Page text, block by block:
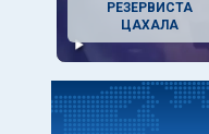
РЕЗЕРВИСТА
ЦАХАЛА